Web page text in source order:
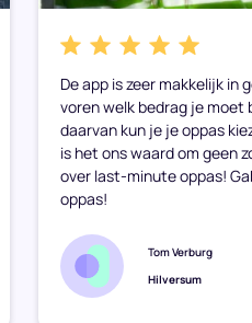
De app is zeer makkelijk in
voren welk bedrag je moet
daarvan kun je je oppas
is het ons waard om geen
over last-minute oppas!
oppas!
Tom Verburg
Hilversum